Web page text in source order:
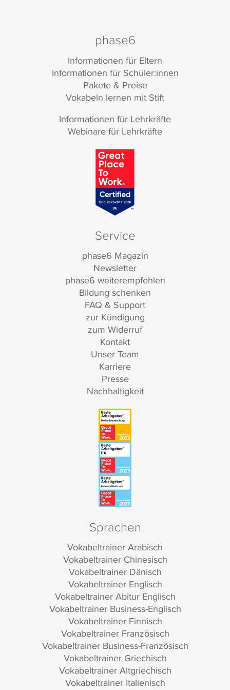
phase6
Informationen für Eltern
Informationen für Schüler:innen
Pakete & Preise
Vokabeln lernen mit Stift
Informationen für Lehrkräfte
Webinare für Lehrkräfte
Service
phase6 Magazin
Newsletter
phase6 weiterempfehlen
Bildung schenken
FAQ & Support
zur Kündigung
zum Widerruf
Kontakt
Unser Team
Karriere
Presse
Nachhaltigkeit
Sprachen
Vokabeltrainer Arabisch
Vokabeltrainer Chinesisch
Vokabeltrainer Dänisch
Vokabeltrainer Englisch
Vokabeltrainer Abitur Englisch
Vokabeltrainer Business-Englisch
Vokabeltrainer Finnisch
Vokabeltrainer Französisch
Vokabeltrainer Business-Französisch
Vokabeltrainer Griechisch
Vokabeltrainer Altgriechisch
Vokabeltrainer Italienisch